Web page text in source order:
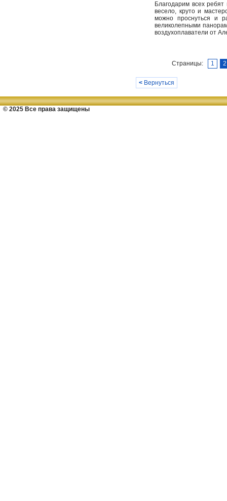
Благодарим всех
весело, круто и
можно проснуться и
великолепными
воздухоплаватели от
Страницы: 1 2
< Вернуться
© 2025 Все права защищены